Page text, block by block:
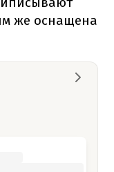
же оснащена